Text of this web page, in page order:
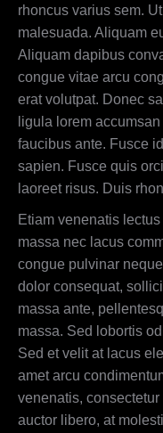
rhoncus varius sem.
malesuada. Aliquam
Aliquam dapibus
congue vitae arcu
erat volutpat. Donec
ligula lorem
faucibus ante. Fusce
sapien. Fusce quis
laoreet risus. Duis
Etiam venenatis
massa nec lacus
congue pulvinar
dolor consequat,
massa ante,
massa. Sed lobortis
Sed et velit at lacus
amet arcu
venenatis,
auctor libero, at